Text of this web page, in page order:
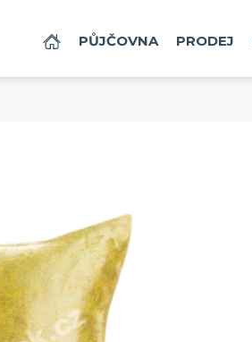
DOMŮPŮJČOVNA PRODEJ